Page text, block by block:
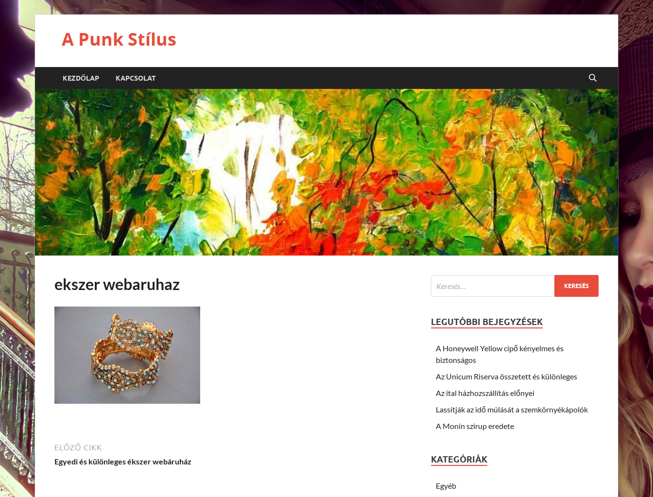
A Punk Stílus
KEZDŐLAP KAPCSOLAT
ekszer webaruhaz
ELŐZŐ CIKK
Egyedi és különleges ékszer webáruház
LEGUTÓBBI BEJEGYZÉSEK
A Honeywell Yellow cipő kényelmes és
biztonságos
Az Unicum Riserva összetett és különleges
Az ital házhozszállítás előnyei
Lassítják az idő múlását a szemkörnyékápolók
A Monin szirup eredete
KATEGÓRIÁK
Egyéb